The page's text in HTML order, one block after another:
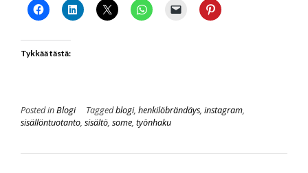
Tykkää tästä:
Posted inBlogi Taggedblogi, henkilöbrändäys, instagram,
sisällöntuotanto, sisältö, some, työnhaku